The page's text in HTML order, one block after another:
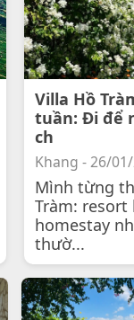
Villa Hồ
tuần: Đi để
ch
Khang - 26/
Mình từng
Tràm: resort
homestay
thườ...